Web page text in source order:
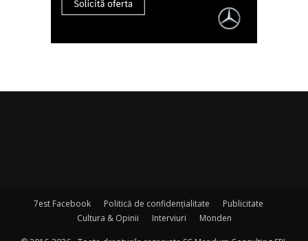
7est Facebook Politică de confidențialitate
Publicitate
Cultura & Opinii
Interviuri Monden